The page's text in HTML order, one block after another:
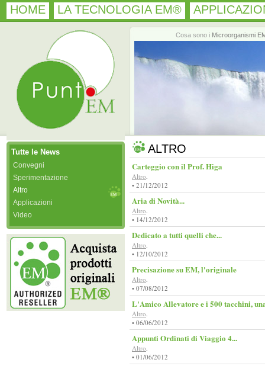
HOME LA TECNOLOGIA EM®
Tutte le News
Convegni
Sperimentazione
Altro
Applicazioni
Video
Cosa sono i Microorganismi
ALTRO
Carteggio con il Prof. Higa
Altro.
• 21/12/2012
Aria di Novità...
Altro.
• 14/12/2012
Dedicato a tutti quelli che...
Altro.
• 12/10/2012
Precisazione su EM, l'originale
Altro.
• 07/08/2012
L'Amico Allevatore e i 500 tacchini,
Altro.
• 06/06/2012
Appunti Ordinati di Viaggio 4...
Altro.
• 01/06/2012